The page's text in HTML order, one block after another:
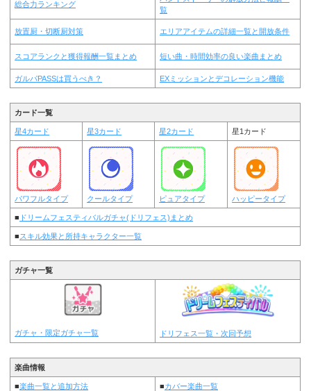
総合力ランキング
覧
放置厨・切断厨対策 エリアアイテムの詳細一覧と開放条件
スコアランクと獲得報酬一覧まとめ 短い曲・時間効率の良い楽曲まとめ
ガルパPASSは買うべき？ EXミッションとデコレーション機能
カード一覧
星4カード 星3カード 星2カード 星1カード
パワフルタイプ クールタイプ ピュアタイプ ハッピータイプ
■ ドリームフェスティバルガチャ(ドリフェス)まとめ
■スキル効果と所持キャラクター一覧
ガチャ一覧
ガチャ・限定ガチャ一覧 ドリフェス一覧・次回予想
楽曲情報
■楽曲一覧と追加方法 ■カバー楽曲一覧